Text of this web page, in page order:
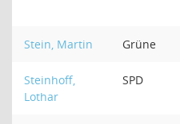
Stein, Martin Grüne
Steinhoff,
Lothar
SPD